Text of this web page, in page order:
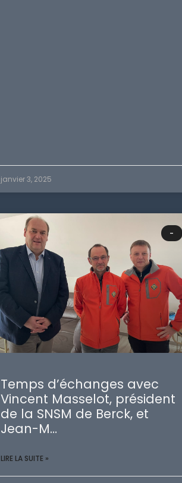
janvier 3, 2025
-
Temps d’échanges avec
Vincent Masselot, président
de la SNSM de Berck, et
Jean-M…
LIRE LA SUITE »